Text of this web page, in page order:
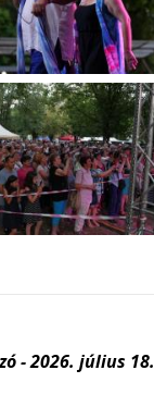
- 2026. július 18.